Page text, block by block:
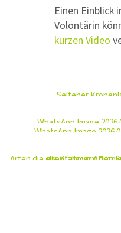
Einen Einblick
Volontärin
kurzen Video